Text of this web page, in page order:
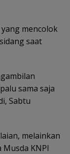
mencolok
saat
sama saja
Sabtu
melainkan
KNPI